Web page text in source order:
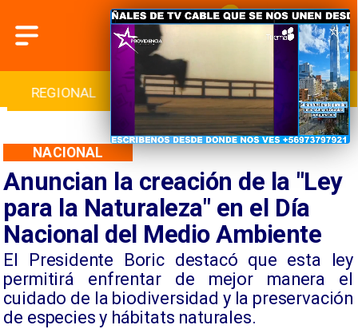
REGIONAL INTERNACIONAL DEPORTES
Anuncian la creación de la "Ley
para la Naturaleza" en el Día
Nacional del Medio Ambiente
El Presidente Boric destacó que esta ley
permitirá enfrentar de mejor manera el
cuidado de la biodiversidad y la preservación
de especies y hábitats naturales.
NACIONAL